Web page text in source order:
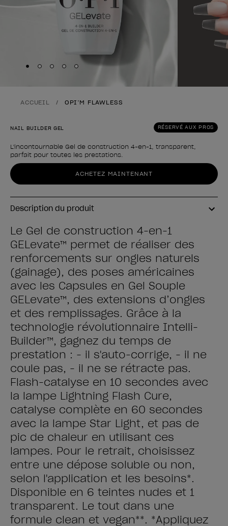
Skip to slide
Skip to slide
Skip to slide
Skip to slide
Skip to slide
ACCUEIL OPI’M FLAWLESS
RÉSERVÉ AUX PROS
NAIL BUILDER GEL
L'incontournable Gel de construction 4-en-1, transparent,
parfait pour toutes les prestations.
Forme du produit
ACHETEZ MAINTENANT
Description du produit
Le Gel de construction 4-en-1
GELevate™ permet de réaliser des
renforcements sur ongles naturels
(gainage), des poses américaines
avec les Capsules en Gel Souple
GELevate™, des extensions d’ongles
et des remplissages. Grâce à la
technologie révolutionnaire Intelli-
Builder™, gagnez du temps de
prestation : - il s'auto-corrige, - il ne
coule pas, - il ne se rétracte pas.
Flash-catalyse en 10 secondes avec
la lampe Lightning Flash Cure,
catalyse complète en 60 secondes
avec la lampe Star Light, et pas de
pic de chaleur en utilisant ces
lampes. Pour le retrait, choisissez
entre une dépose soluble ou non,
selon l'application et les besoins*.
Disponible en 6 teintes nudes et 1
transparent. Le tout dans une
formule clean et vegan**. *Appliquez